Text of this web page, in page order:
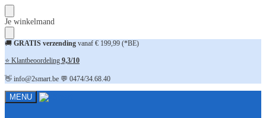
Skip
to
navigation
Skip
to
content
Je winkelmand
🚚 GRATIS verzending vanaf € 199,99 (*BE)
⭐ Klantbeoordeling 9,3/10
👋 info@2smart.be 💬 0474/34.68.40
MENU